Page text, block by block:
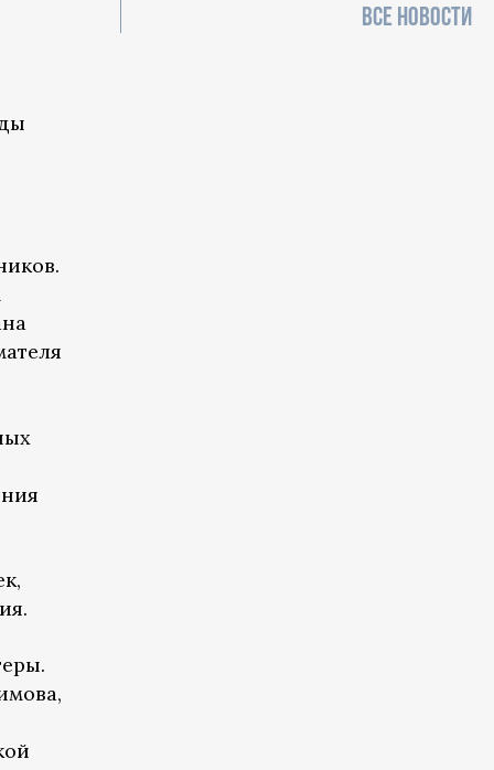
ВСЕ НОВОСТИ